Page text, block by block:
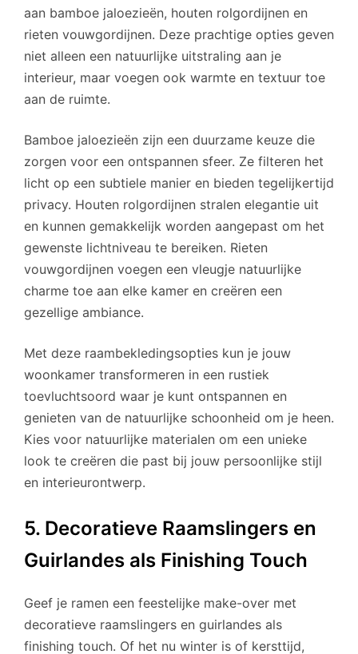
aan bamboe jaloezieën, houten rolgordijnen en
rieten vouwgordijnen. Deze prachtige opties geven
niet alleen een natuurlijke uitstraling aan je
interieur, maar voegen ook warmte en textuur toe
aan de ruimte.
Bamboe jaloezieën zijn een duurzame keuze die
zorgen voor een ontspannen sfeer. Ze filteren het
licht op een subtiele manier en bieden tegelijkertijd
privacy. Houten rolgordijnen stralen elegantie uit
en kunnen gemakkelijk worden aangepast om het
gewenste lichtniveau te bereiken. Rieten
vouwgordijnen voegen een vleugje natuurlijke
charme toe aan elke kamer en creëren een
gezellige ambiance.
Met deze raambekledingsopties kun je jouw
woonkamer transformeren in een rustiek
toevluchtsoord waar je kunt ontspannen en
genieten van de natuurlijke schoonheid om je heen.
Kies voor natuurlijke materialen om een unieke
look te creëren die past bij jouw persoonlijke stijl
en interieurontwerp.
5. Decoratieve Raamslingers en
Guirlandes als Finishing Touch
Geef je ramen een feestelijke make-over met
decoratieve raamslingers en guirlandes als
finishing touch. Of het nu winter is of kersttijd,